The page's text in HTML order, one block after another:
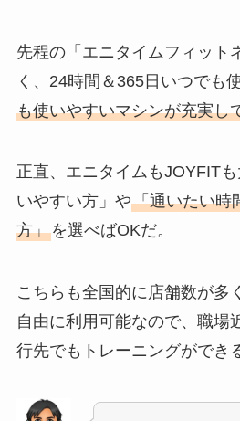
先程の「エニタイムフィット
く、24時間＆365日いつでも使
も使いやすいマシンが充実し
正直、エニタイムもJOYFIT
いやすい方」や「通いたい時
方」を選べばOKだ。
こちらも全国的に店舗数が多
自由に利用可能なので、職場
行先でもトレーニングができ